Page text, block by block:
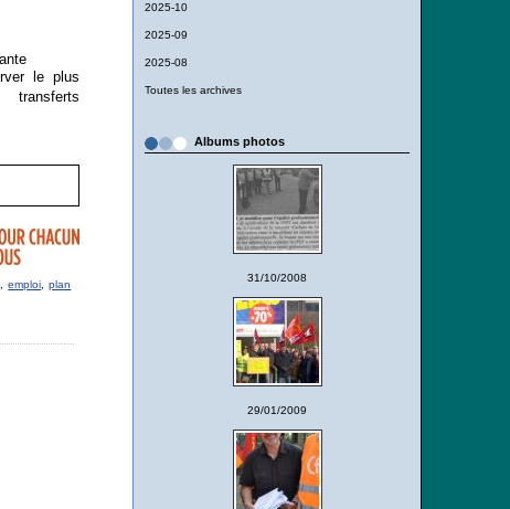
2025-10
2025-09
2025-08
Toutes les archives
Albums photos
31/10/2008
29/01/2009
le plus
,emploi,plan